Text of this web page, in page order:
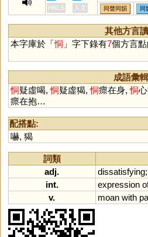
HKLS 人文 同聲同韻 同
其他方言
本字庫於「恫 」字下錄有7個方言
成語彙輯
恫疑虛喝,恫疑虛猲,恫瘝在身,恫
瘝在抱…
配搭點:
嚇, 猲
詞類
adj.
dissatisfying;
int.
expression
v.
moan with